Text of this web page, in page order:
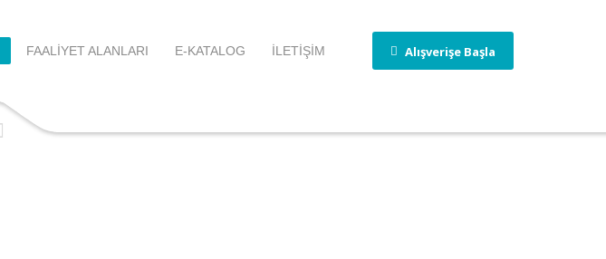
FAALİYET ALANLARI E-KATALOG İLETİŞİM Alışverişe Başla